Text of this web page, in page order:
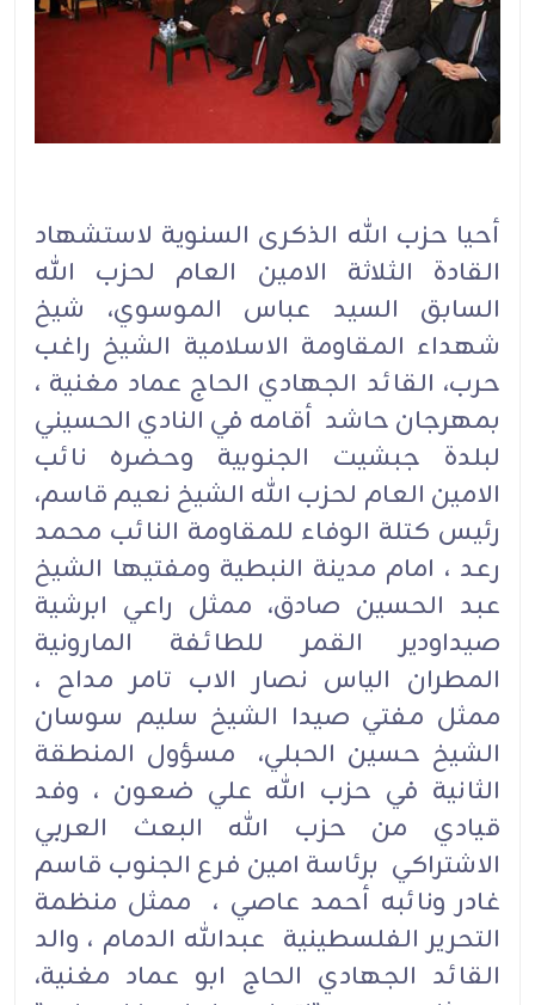
أحيا حزب الله الذكرى السنوية لاستشهاد
القادة الثلاثة الامين العام لحزب الله
السابق السيد عباس الموسوي، شيخ
شهداء المقاومة الاسلامية الشيخ راغب
حرب، القائد الجهادي الحاج عماد مغنية ،
بمهرجان حاشد أقامه في النادي الحسيني
لبلدة جبشيت الجنوبية وحضره نائب
الامين العام لحزب الله الشيخ نعيم قاسم،
رئيس كتلة الوفاء للمقاومة النائب محمد
رعد ، امام مدينة النبطية ومفتيها الشيخ
عبد الحسين صادق، ممثل راعي ابرشية
صيداودير القمر للطائفة المارونية
المطران الياس نصار الاب تامر مداح ،
ممثل مفتي صيدا الشيخ سليم سوسان
الشيخ حسين الحبلي، مسؤول المنطقة
الثانية في حزب الله علي ضعون ، وفد
قيادي من حزب الله البعث العربي
الاشتراكي برئاسة امين فرع الجنوب قاسم
غادر ونائبه أحمد عاصي ، ممثل منظمة
التحرير الفلسطينية عبدالله الدمام ، والد
القائد الجهادي الحاج ابو عماد مغنية،